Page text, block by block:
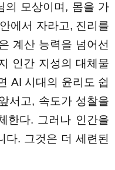
의 모상이며, 몸을 가
에서 자라고, 진리를
계산 능력을 넘어선
인간 지성의 대체물
AI 시대의 윤리도 쉽
서고, 속도가 성찰을
한다. 그러나 인간을
다. 그것은 더 세련된